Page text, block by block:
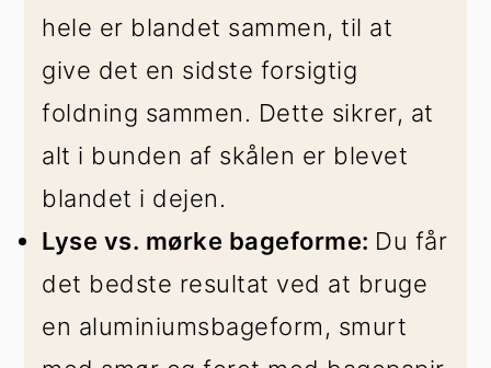
hele er blandet sammen, til at
give det en sidste forsigtig
foldning sammen. Dette sikrer, at
alt i bunden af skålen er blevet
blandet i dejen.
Lyse vs. mørke bageforme: Du får
det bedste resultat ved at bruge
en aluminiumsbageform, smurt